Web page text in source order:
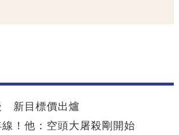
新目標價出爐
！他：空頭大屠殺剛開始